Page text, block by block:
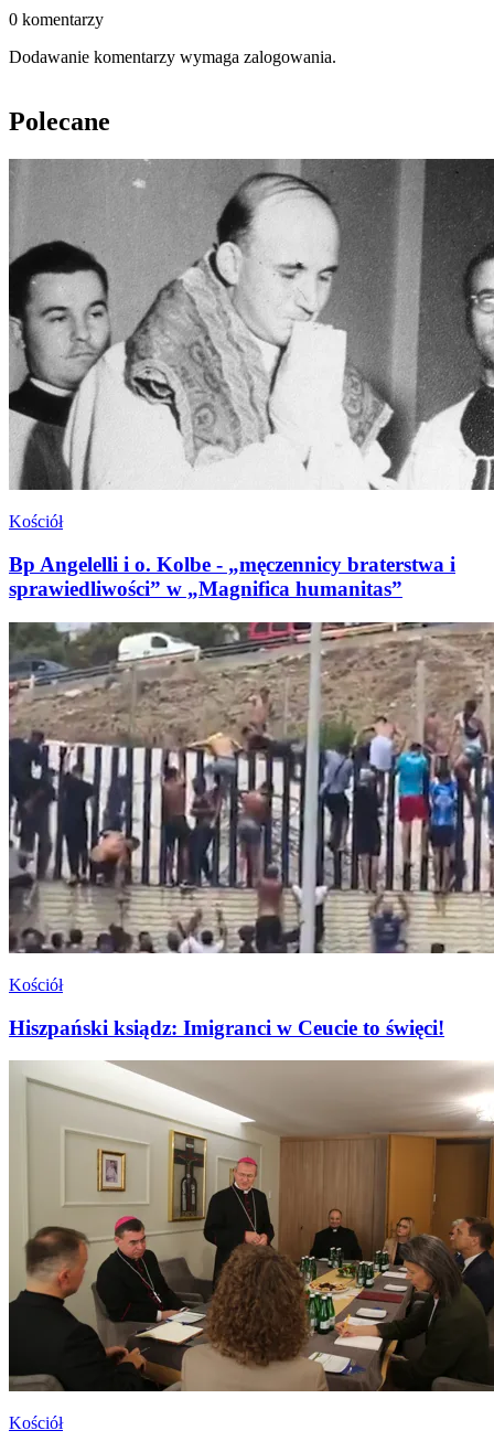
0 komentarzy
Dodawanie komentarzy wymaga zalogowania.
Polecane
Kościół
Bp Angelelli i o. Kolbe - „męczennicy braterstwa i
sprawiedliwości” w „Magnifica humanitas”
Kościół
Hiszpański ksiądz: Imigranci w Ceucie to święci!
Kościół